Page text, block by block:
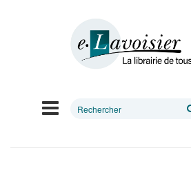
Rechercher